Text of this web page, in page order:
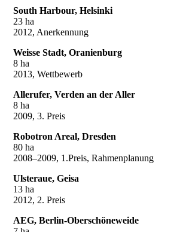
South Harbour, Helsinki
23 ha
2012, Anerkennung
Weisse Stadt, Oranienburg
8 ha
2013, Wettbewerb
Allerufer, Verden an der Aller
8 ha
2009, 3. Preis
Robotron Areal, Dresden
80 ha
2008–2009, 1.Preis, Rahmenplanung
Ulsteraue, Geisa
13 ha
2012, 2. Preis
AEG, Berlin-Oberschöneweide